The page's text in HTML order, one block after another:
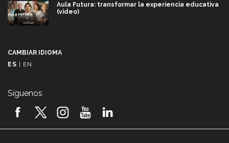
Aula Futura: transformar la experiencia educativa
(video)
2026! (video)
CAMBIAR IDIOMA
ES | EN
Síguenos